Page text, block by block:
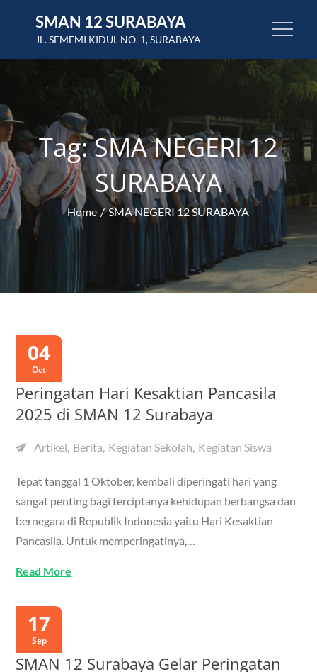
SMAN 12 SURABAYA
JL. SEMEMI KIDUL NO. 1, SURABAYA
Tag:SMA NEGERI 12
SURABAYA
Home SMA NEGERI 12 SURABAYA
04
Oct
Peringatan Hari Kesaktian Pancasila
2025 di SMAN 12 Surabaya
Artikel Berita Kegiatan Sekolah Kegiatan Siswa
Tepat tanggal 1 Oktober, kembali diperingati hari yang
sangat penting bagi terciptanya kehidupan berbangsa dan
bernegara di Republik Indonesia yaitu Hari Kesaktian
Pancasila. Untuk memperingatinya,…
Read More
17
Sep
SMAN 12 Surabaya Gelar Peringatan